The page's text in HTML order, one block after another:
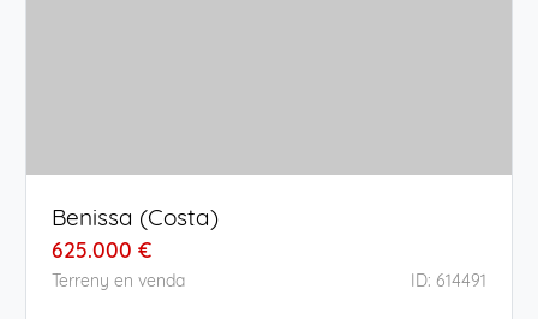
Benissa (Costa)
625.000 €
Terreny en venda ID: 614491